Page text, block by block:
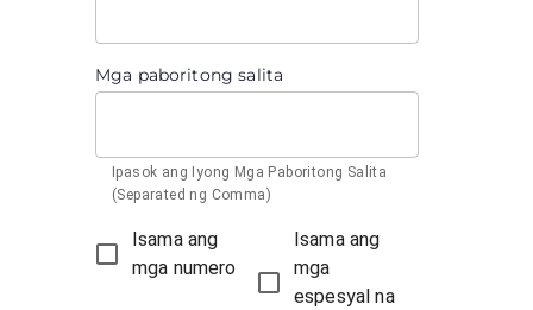
Mga paboritong salita
Ipasok ang Iyong Mga Paboritong Salita
(Separated ng Comma)
Isama ang
mga numero
Isama ang
mga
espesyal na